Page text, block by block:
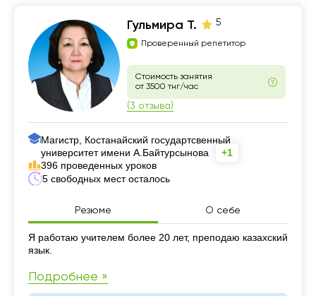
Гульмира Т. 5
Проверенный репетитор
Стоимость занятия
от 3500 тнг/час
(3 отзыва)
Магистр, Костанайский государтсвенный
университет имени А.Байтурсынова
+1
396 проведенных уроков
5 свободных мест осталось
Резюме О себе
Резюме
Я работаю учителем более 20 лет, преподаю казахский
язык.
Подробнее »